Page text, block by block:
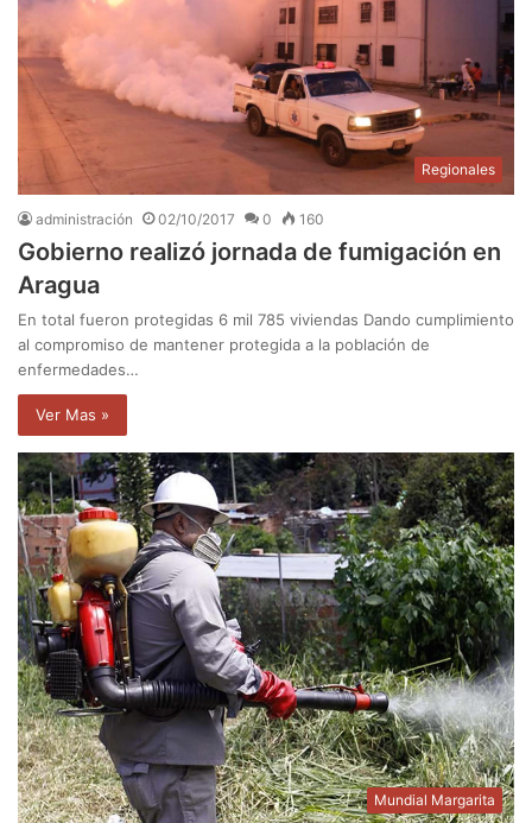
Regionales
administración 02/10/2017 0 160
Gobierno realizó jornada de fumigación en
Aragua
En total fueron protegidas 6 mil 785 viviendas Dando cumplimiento
al compromiso de mantener protegida a la población de
enfermedades…
Ver Mas »
Mundial Margarita